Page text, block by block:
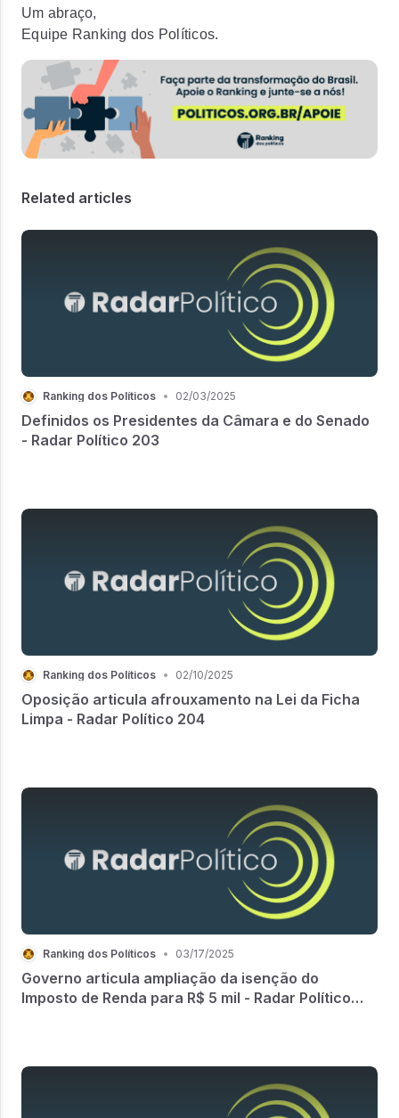
Um abraço,
Equipe Ranking dos Políticos.
Related articles
Ranking dos Políticos • 02/03/2025
Definidos os Presidentes da Câmara e do Senado
- Radar Político 203
Ranking dos Políticos • 02/10/2025
Oposição articula afrouxamento na Lei da Ficha
Limpa - Radar Político 204
Ranking dos Políticos • 03/17/2025
Governo articula ampliação da isenção do
Imposto de Renda para R$ 5 mil - Radar Político